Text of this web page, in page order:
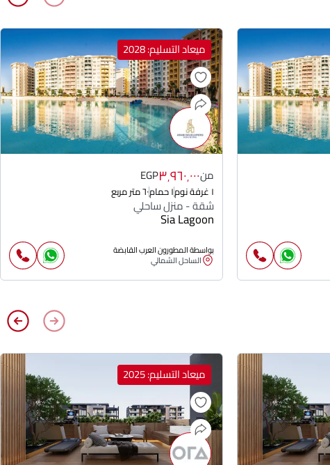
ميعاد التسليم: 2028
من٣٬٩٦٠٬٠٠٠EGP
١ غرفة نوم ١ حمام ٦٠ متر مربع
شقة - منزل ساحلي
Sia Lagoon
بواسطة المطورون العرب القابضة
الساحل الشمالي
ميعاد التسليم: 2025